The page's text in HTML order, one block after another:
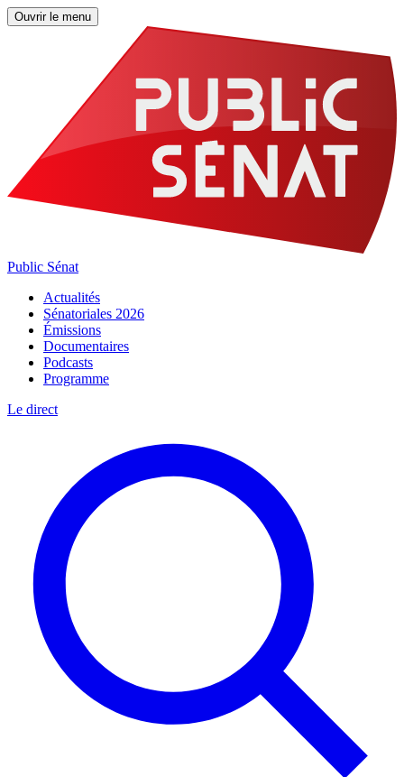
Ouvrir le menu
Public Sénat
Actualités
Sénatoriales 2026
Émissions
Documentaires
Podcasts
Programme
Le direct